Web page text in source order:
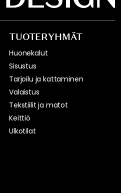
TUOTERYHMÄT
Huonekalut
Sisustus
Tarjoilu ja kattaminen
Valaistus
Tekstiilit ja matot
Keittiö
Ulkotilat